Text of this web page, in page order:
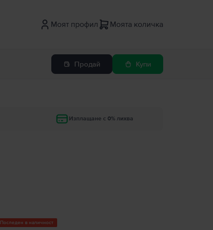
Моят профил Моята количка
Продай Купи
Изплащане с 0% лихва
Последен в наличност